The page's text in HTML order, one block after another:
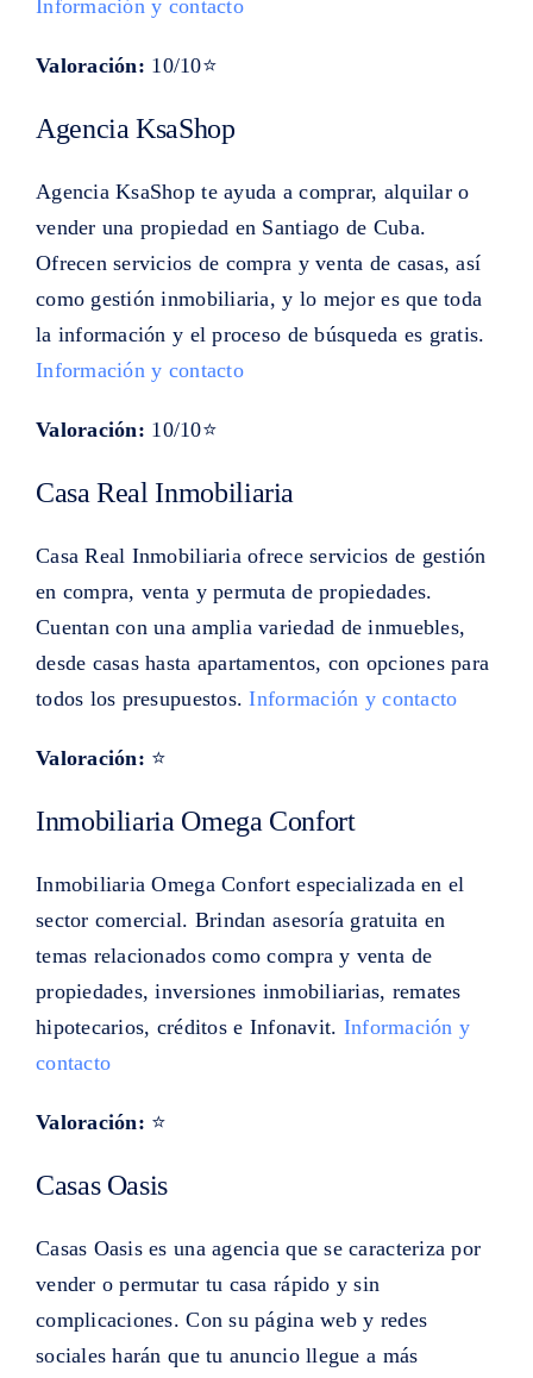
Información y contacto
Valoración: 10/10⭐
Agencia KsaShop
Agencia KsaShop te ayuda a comprar, alquilar o
vender una propiedad en Santiago de Cuba.
Ofrecen servicios de compra y venta de casas, así
como gestión inmobiliaria, y lo mejor es que toda
la información y el proceso de búsqueda es gratis.
Información y contacto
Valoración: 10/10⭐
Casa Real Inmobiliaria
Casa Real Inmobiliaria ofrece servicios de gestión
en compra, venta y permuta de propiedades.
Cuentan con una amplia variedad de inmuebles,
desde casas hasta apartamentos, con opciones para
todos los presupuestos.Información y contacto
Valoración: ⭐
Inmobiliaria Omega Confort
Inmobiliaria Omega Confort especializada en el
sector comercial. Brindan asesoría gratuita en
temas relacionados como compra y venta de
propiedades, inversiones inmobiliarias, remates
hipotecarios, créditos e Infonavit. Información y
contacto
Valoración: ⭐
Casas Oasis
Casas Oasis es una agencia que se caracteriza por
vender o permutar tu casa rápido y sin
complicaciones. Con su página web y redes
sociales harán que tu anuncio llegue a más